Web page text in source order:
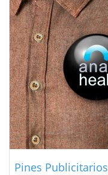
Pines Publicitarios